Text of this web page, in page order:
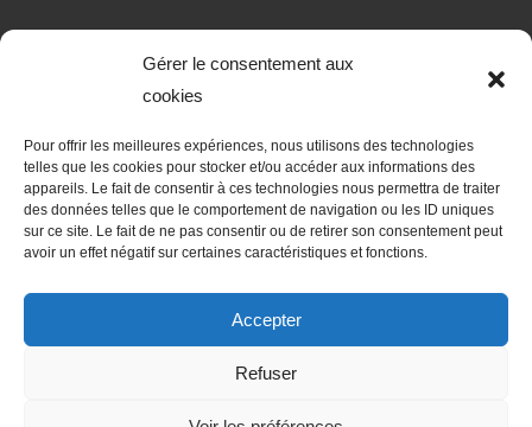
Gérer le consentement aux
cookies
Pour offrir les meilleures expériences, nous utilisons des technologies
telles que les cookies pour stocker et/ou accéder aux informations des
appareils. Le fait de consentir à ces technologies nous permettra de traiter
des données telles que le comportement de navigation ou les ID uniques
sur ce site. Le fait de ne pas consentir ou de retirer son consentement peut
avoir un effet négatif sur certaines caractéristiques et fonctions.
Accepter
Refuser